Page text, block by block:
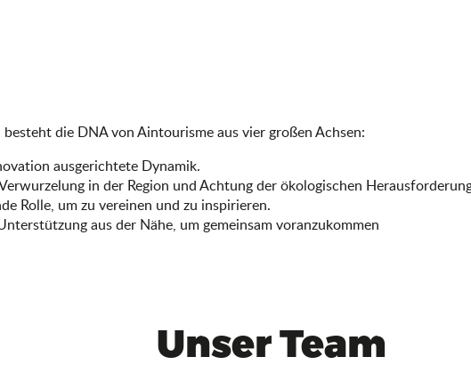
die DNA von Aintourisme aus vier großen Achsen:
ausgerichtete Dynamik.
in der Region und Achtung der ökologischen
Rolle, um zu vereinen und zu inspirieren.
aus der Nähe, um gemeinsam voranzukommen
Unser Team